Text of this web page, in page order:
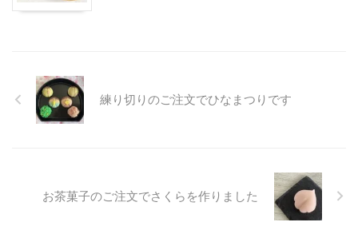
練り切りのご注文でひなまつりです
お茶菓子のご注文でさくらを作りました